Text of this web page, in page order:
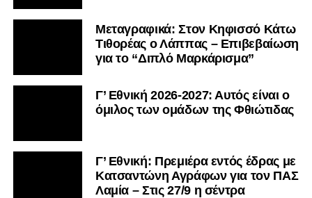
Μεταγραφικά: Στον Κηφισσό Κάτω
Τιθορέας ο Λάππας – Επιβεβαίωση
για το “Διπλό Μαρκάρισμα”
Γ’ Εθνική 2026-2027: Αυτός είναι ο
όμιλος των ομάδων της Φθιώτιδας
Γ’ Εθνική: Πρεμιέρα εντός έδρας με
Κατσαντώνη Αγράφων για τον ΠΑΣ
Λαμία – Στις 27/9 η σέντρα